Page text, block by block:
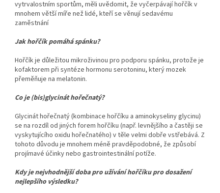
vytrvalostním sportům, měli uvědomit, že vyčerpávají hořčík v
mnohem větší míře než lidé, kteří se věnují sedavému
zaměstnání
Jak hořčík pomáhá spánku?
Hořčík je důležitou mikroživinou pro podporu spánku, protože je
kofaktorem při syntéze hormonu serotoninu, který mozek
přeměňuje na melatonin.
Co je (bis)glycinát hořečnatý?
Glycinát hořečnatý (kombinace hořčíku a aminokyseliny glycinu)
se na rozdíl od jiných forem hořčíku (např. levnějšího a častěji se
vyskytujícího oxidu hořečnatého) v těle velmi dobře vstřebává. Z
tohoto důvodu je mnohem méně pravděpodobné, že způsobí
projímavé účinky nebo gastrointestinální potíže.
Kdy je nejvhodnější doba pro užívání hořčíku pro dosažení
nejlepšího výsledku?